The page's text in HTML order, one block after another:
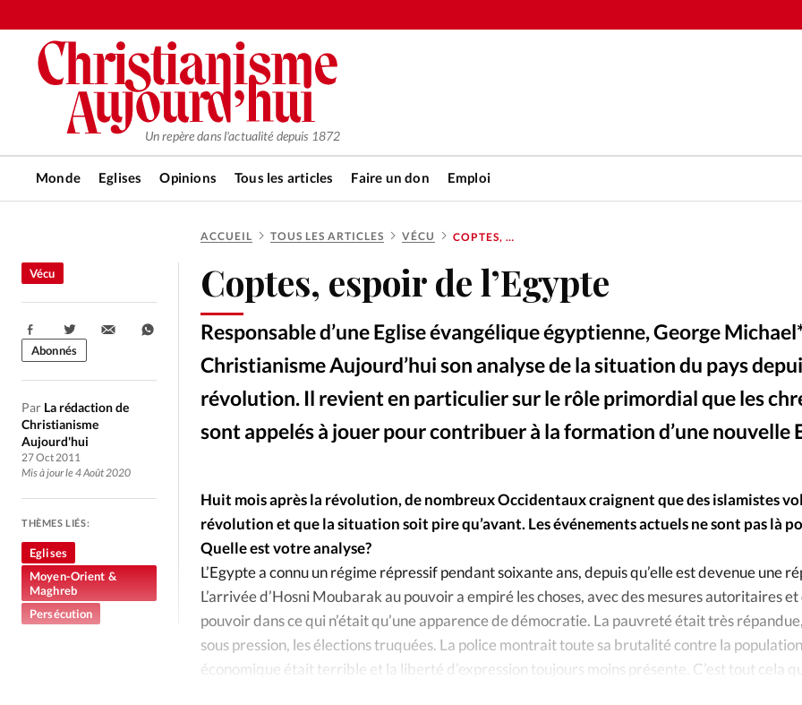
Un repère dans l'actualité depuis 1872
Monde Eglises Opinions Tous les articles Faire un don Emploi
RUBRIQUES
Tous les articles
Actualité chrétienne
Actualité internationale
Chronique
Culture
Dossier Eglises
Foi
Génération réveil
Publireportage
Relations Aujourd'hui
Société
Tour du monde des Eglises
Trait d'Ixène
Vécu Vie Intérieure
Faire
La
À
La
Nous
ACCUEIL TOUS LES ARTICLES VÉCU COPTES, ESPOIR DE L’EGYPTE
Coptes, espoir de l’Egypte
Responsable d’une Eglise évangélique égyptienne, George
Christianisme Aujourd’hui son analyse de la situation du pays
révolution. Il revient en particulier sur le rôle primordial que les
sont appelés à jouer pour contribuer à la formation d’une nouvelle
Vécu
Par La rédaction de
Christianisme
Aujourd'hui
27 Oct 2011
Mis à jour le 4 Août 2020
Partager:
Abonnés
THÈMES LIÉS:
Eglises
Moyen-Orient &
Maghreb
Persécution
Huit mois après la révolution, de nombreux Occidentaux craignent que des islamistes
révolution et que la situation soit pire qu’avant. Les événements actuels ne sont pas là
Quelle est votre analyse?
L’Egypte a connu un régime répressif pendant soixante ans, depuis qu’elle est devenue une
L’arrivée d’Hosni Moubarak au pouvoir a empiré les choses, avec des mesures autoritaires et
pouvoir dans ce qui n’était qu’une apparence de démocratie. La pauvreté était très répandue,
sous pression, les élections truquées. La police montrait toute sa brutalité contre la
économique était terrible et la liberté d’expression toujours moins présente. C’est tout cela